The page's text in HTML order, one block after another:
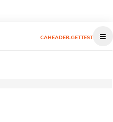
CAHEADER.GETTEST